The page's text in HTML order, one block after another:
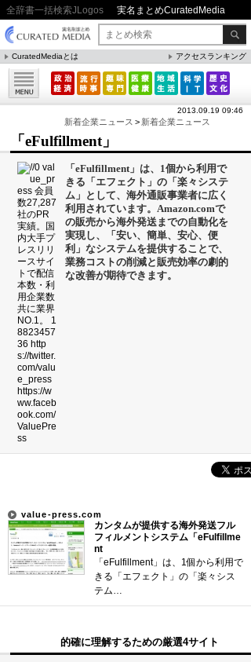
全辞書一括検索JLogos 実名まとめCuratedMedia
CuratedMediaとは アクセスランキング
「eFulfillment」
2013.09.19 09:46
新着企業ニュース > 新着企業ニュース
「eFulfillment」は、1個から利用で
きる「エフェクト」の「楽々システ
ム」として、海外通販事業者に広く
利用されています。Amazon.comで
の販売から海外発送までの自動化を
実現し、「安い、簡単、安心、便
利」なシステムを提供することで、
業務コストの削減と販売効率の劇的
な改善が期待できます。
value-press.com
カンタムが提供する海外発送フル
フィルメントシステム「eFulfillme
nt
「eFulfillment」は、1個から利用で
きる「エフェクト」の「楽々シス
テム…
的確に理解するための厳選4サイト
ファクト・統計
方法・ノウハウ
メリット・デメリット
CafeTalk
今日は何の日(8月)
今日は何の日(9月）
「防災」関連
雲の形（十種雲形まとめ）
吉本新喜劇の歴代座長
前田利家は唐沢寿明だけ？まつは…
珍獣テンレックの護身術～日本最…
新着まとめ
「0180」などの有料通話にご注意を
UberEATSをお得に活用す…